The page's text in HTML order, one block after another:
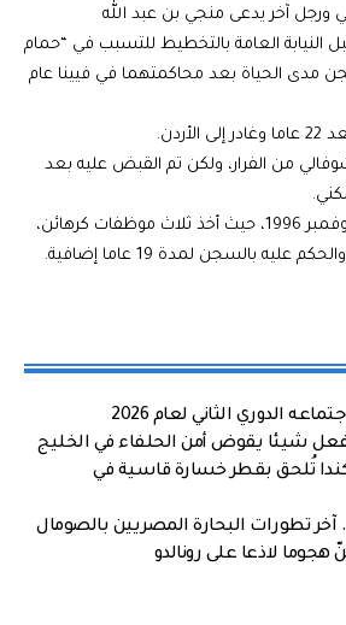
ورجل آخر يدعى منجي بن عبد الله
النيابة العامة بالتخطيط للتسبب في “حمام
مدى الحياة بعد محاكمتهما في فيينا عام
تمكن تشوفالي من الفرار، ولكن تم القبض عليه بعد
وقام بمحاولة أخرى في نوفمبر 1996، حيث أخذ ثلاث موظفات كرهائن،
بالسجن لمدة 19 عاما إضافية.
الدوري الثاني لعام 2026
شيئا يقوض أمن الحلفاء في الخليج
تُلحق بقطر خسارة قاسية في
آخر تطورات البحارة المصريين بالصومال
هجوما لاذعا على رونالدو